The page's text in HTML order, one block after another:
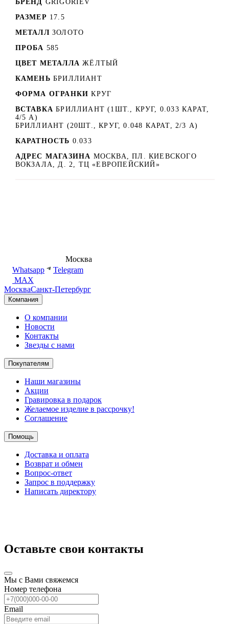
БРЕНД
GRIGORIEV
РАЗМЕР 17.5
МЕТАЛЛ ЗОЛОТО
ПРОБА 585
ЦВЕТ МЕТАЛЛА ЖЁЛТЫЙ
КАМЕНЬ БРИЛЛИАНТ
ФОРМА ОГРАНКИ КРУГ
ВСТАВКА БРИЛЛИАНТ (1ШТ., КРУГ, 0.033 КАРАТ,
4/5 А)
БРИЛЛИАНТ (20ШТ., КРУГ, 0.048 КАРАТ, 2/3 А)
КАРАТНОСТЬ 0.033
АДРЕС МАГАЗИНА МОСКВА, ПЛ. КИЕВСКОГО
ВОКЗАЛА, Д. 2, ТЦ «ЕВРОПЕЙСКИЙ»
Москва
Whatsapp
Telegram
MAX
МоскваСанкт-Петербург
Компания
О компании
Новости
Контакты
Звезды с нами
Покупателям
Наши магазины
Акции
Гравировка в подарок
Желаемое изделие в рассрочку!
Соглашение
Помощь
Доставка и оплата
Возврат и обмен
Вопрос-ответ
Запрос в поддержку
Написать директору
Оставьте свои контакты
Мы с Вами свяжемся
Номер телефона
Email